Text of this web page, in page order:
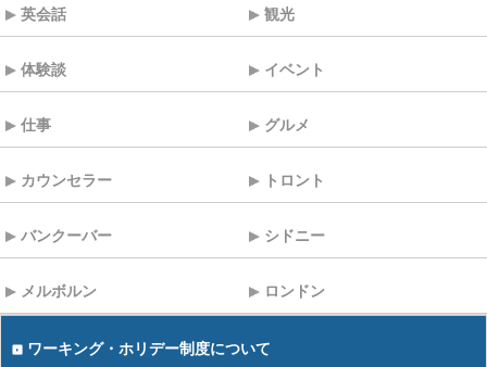
英会話 観光
体験談 イベント
仕事 グルメ
カウンセラー トロント
バンクーバー シドニー
メルボルン ロンドン
ワーキング・ホリデー制度について